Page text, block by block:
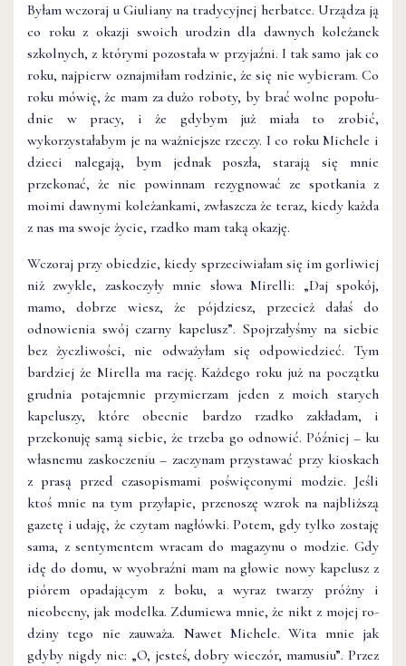
Byłam wczoraj u Giuliany na tradycyjnej herbatce. Urządza ją
co roku z okazji swoich urodzin dla dawnych koleżanek
szkolnych, z którymi pozostała w przyjaźni. I tak samo jak co
roku, najpierw oznajmiłam rodzinie, że się nie wybieram. Co
roku mówię, że mam za dużo roboty, by brać wolne popołu­
dnie w pracy, i że gdybym już miała to zrobić,
wykorzystałabym je na ważniejsze rzeczy. I co roku Michele i
dzieci nalegają, bym jednak poszła, starają się mnie
przekonać, że nie powin­nam rezygnować ze spotkania z
moimi dawnymi koleżankami, zwłaszcza że teraz, kiedy każda
z nas ma swoje życie, rzadko mam taką okazję.
Wczoraj przy obiedzie, kiedy sprzeciwiałam się im gorliwiej
niż zwykle, zaskoczyły mnie słowa Mirelli: „Daj spokój,
mamo, dobrze wiesz, że pójdziesz, przecież dałaś do
odnowienia swój czarny kapelusz”. Spojrzałyśmy na siebie
bez życzliwości, nie odważyłam się odpowiedzieć. Tym
bardziej że Mirella ma rację. Każdego roku już na początku
grudnia potajemnie przymierzam jeden z moich starych
kapeluszy, które obecnie bar­dzo rzadko zakładam, i
przekonuję samą siebie, że trzeba go odnowić. Później – ku
własnemu zaskoczeniu – zaczynam przystawać przy kioskach
z prasą przed czasopismami poświęconymi modzie. Jeśli
ktoś mnie na tym przyłapie, przenoszę wzrok na najbliższą
gazetę i udaję, że czytam nagłówki. Potem, gdy tylko zostaję
sama, z sentymentem wracam do magazynu o modzie. Gdy
idę do domu, w wyobraźni mam na głowie nowy kapelusz z
piórem opadającym z boku, a wyraz twarzy próżny i
nieobecny, jak modelka. Zdumiewa mnie, że nikt z mojej ro­
dziny tego nie zauważa. Nawet Michele. Wita mnie jak
gdyby nigdy nic: „O, jesteś, dobry wieczór, mamusiu”. Przez